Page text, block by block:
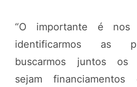
“O importante é nos
identificarmos as
buscarmos juntos os
sejam financiamentos